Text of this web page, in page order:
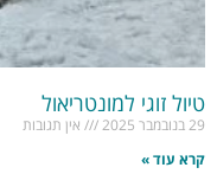
טיול זוגי למונטריאול
29 בנובמבר 2025
אין תגובות
קרא עוד »